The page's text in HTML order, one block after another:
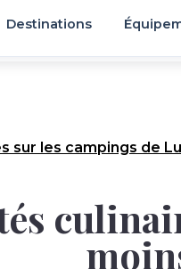
Destinations
sur les campings de